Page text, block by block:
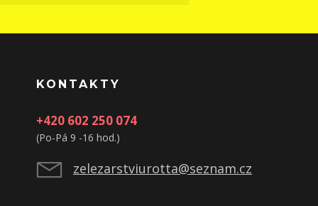
KONTAKTY
+420 602 250 074
(Po-Pá 9 -16 hod.)
zelezarstviurotta@seznam.cz